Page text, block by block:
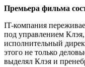
Премьера фильма
IT-компания
под управлением
исполнительный
этого не только
выделял Клэя и